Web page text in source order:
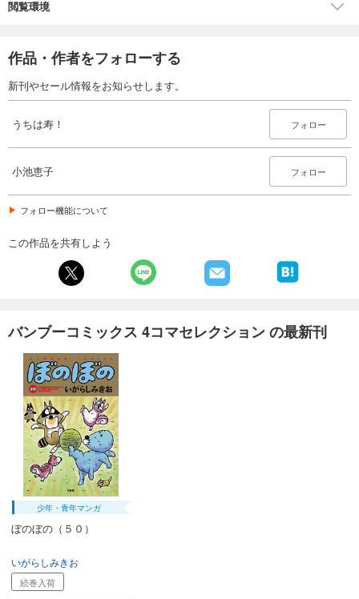
閲覧環境
作品・作者をフォローする
新刊やセール情報をお知らせします。
うちは寿！ フォロー
小池恵子 フォロー
フォロー機能について
この作品を共有しよう
バンブーコミックス 4コマセレクション の最新刊
少年・青年マンガ
ぼのぼの（５０）
いがらしみきお
続巻入荷